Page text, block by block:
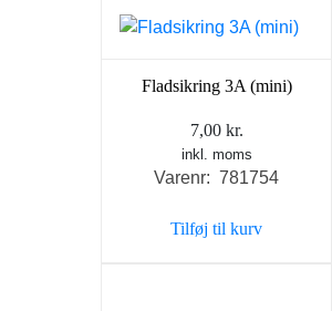
Fladsikring 3A (mini)
7,00 kr.
inkl. moms
Varenr: 781754
Tilføj til kurv